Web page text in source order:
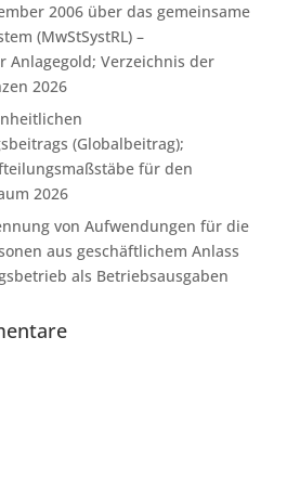
2006 über das gemeinsame
(MwStSystRL) –
Anlagegold; Verzeichnis der
2026
(Globalbeitrag);
für den
2026
von Aufwendungen für die
aus geschäftlichem Anlass
als Betriebsausgaben